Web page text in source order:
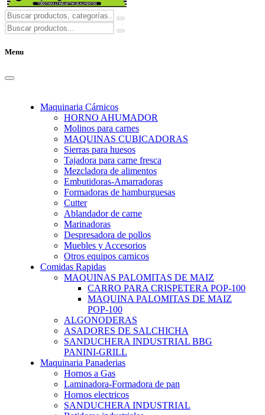
Menu
Maquinaria Cárnicos
HORNO AHUMADOR
Molinos para carnes
MAQUINAS CUBICADORAS
Sierras para huesos
Tajadora para carne fresca
Mezcladora de alimentos
Embutidoras-Amarradoras
Formadoras de hamburguesas
Cutter
Ablandador de carne
Marinadoras
Despresadora de pollos
Muebles y Accesorios
Otros equipos carnicos
Comidas Rapidas
MAQUINAS PALOMITAS DE MAIZ
CARRO PARA CRISPETERA POP-100
MAQUINA PALOMITAS DE MAIZ
POP-100
ALGONODERAS
ASADORES DE SALCHICHA
SANDUCHERA INDUSTRIAL BBG
PANINI-GRILL
Maquinaria Panaderias
Hornos a Gas
Laminadora-Formadora de pan
Hornos electricos
SANDUCHERA INDUSTRIAL